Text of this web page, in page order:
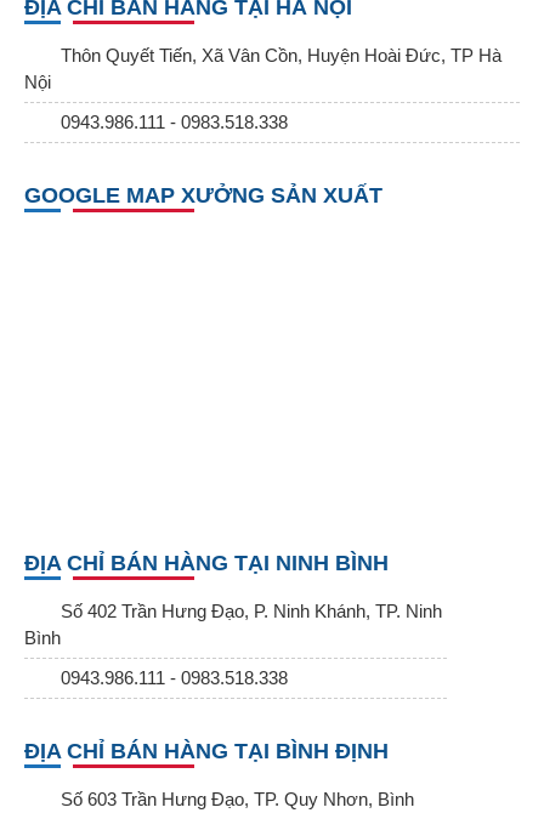
ĐỊA CHỈ BÁN HÀNG TẠI HÀ NỘI
Thôn Quyết Tiến, Xã Vân Cồn, Huyện Hoài Đức, TP Hà
Nội
0943.986.111 - 0983.518.338
GOOGLE MAP XƯỞNG SẢN XUẤT
ĐỊA CHỈ BÁN HÀNG TẠI NINH BÌNH
Số 402 Trần Hưng Đạo, P. Ninh Khánh, TP. Ninh
Bình
0943.986.111 - 0983.518.338
ĐỊA CHỈ BÁN HÀNG TẠI BÌNH ĐỊNH
Số 603 Trần Hưng Đạo, TP. Quy Nhơn, Bình